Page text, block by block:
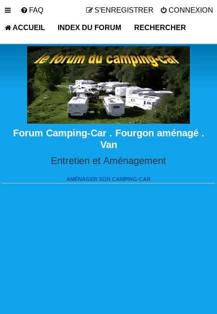
FAQ CONNEXION
S’ENREGISTRER
ACCUEIL INDEX DU FORUM RECHERCHER
Forum Camping-Car . Fourgon aménagé .
Van
Entretien et Aménagement
AMÉNAGER SON CAMPING-CAR